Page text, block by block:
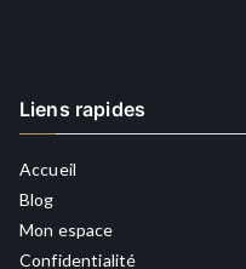
Liens rapides
Accueil
Blog
Mon espace
Confidentialité